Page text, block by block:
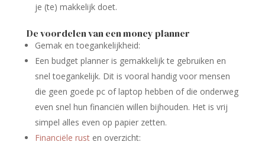
je (te) makkelijk doet.
De voordelen van een money planner
Gemak en toegankelijkheid:
Een budget planner is gemakkelijk te gebruiken en
snel toegankelijk. Dit is vooral handig voor mensen
die geen goede pc of laptop hebben of die onderweg
even snel hun financiën willen bijhouden. Het is vrij
simpel alles even op papier zetten.
Financiële rusten overzicht: